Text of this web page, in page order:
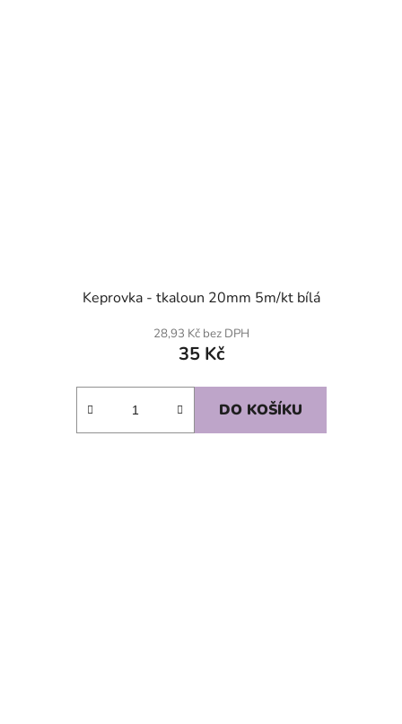
Keprovka - tkaloun 20mm 5m/kt bílá
28,93 Kč bez DPH
35 Kč
DO KOŠÍKU